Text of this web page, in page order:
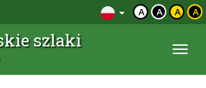
A A A A
szlaki